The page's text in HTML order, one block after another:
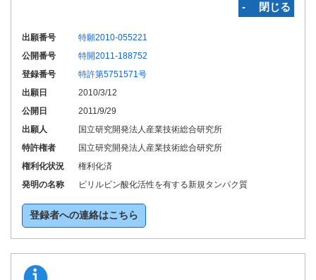
‐ 閉じる
出願番号
特願2010-055221
公開番号
特開2011-188752
登録番号
特許第5751571号
出願日
2010/3/12
公開日
2011/9/29
出願人
国立研究開発法人産業技術総合研究所
特許権者
国立研究開発法人産業技術総合研究所
権利化状況
権利化済
発明の名称
ビリルビン酸化活性を有する新規タンパク質
登録者への連絡はこちら